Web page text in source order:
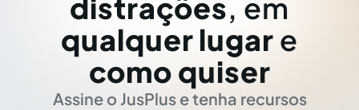
distrações, em
qualquer lugar e
como quiser
Assine o JusPlus e tenha recursos